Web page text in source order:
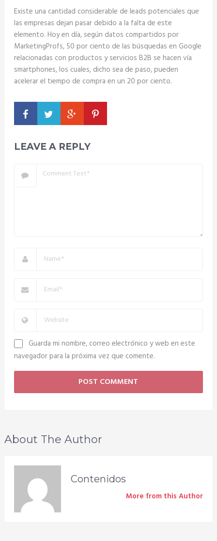
Existe una cantidad considerable de leads potenciales que
las empresas dejan pasar debido a la falta de este
elemento. Hoy en día, según datos compartidos por
MarketingProfs, 50 por ciento de las búsquedas en Google
relacionadas con productos y servicios B2B se hacen vía
smartphones, los cuales, dicho sea de paso, pueden
acelerar el tiempo de compra en un 20 por ciento.
LEAVE A REPLY
Guarda mi nombre, correo electrónico y web en este
navegador para la próxima vez que comente.
About The Author
Contenidos
More from this Author